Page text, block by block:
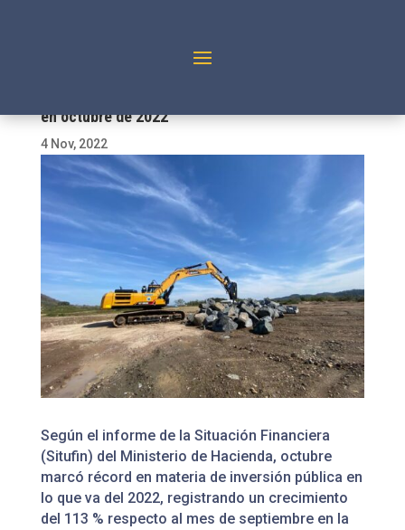
en octubre de 2022
4 Nov, 2022
Según el informe de la Situación Financiera
(Situfin) del Ministerio de Hacienda, octubre
marcó récord en materia de inversión pública en
lo que va del 2022, registrando un crecimiento
del 113 % respecto al mes de septiembre en la